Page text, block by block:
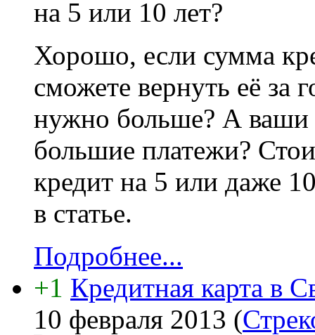
Хорошо, если сумма
сможете вернуть её за
нужно больше? А ваши
большие платежи?
кредит на 5 или даже
в статье.
Подробнее...
+1 Кредитная карта в
10 февраля 2013 (